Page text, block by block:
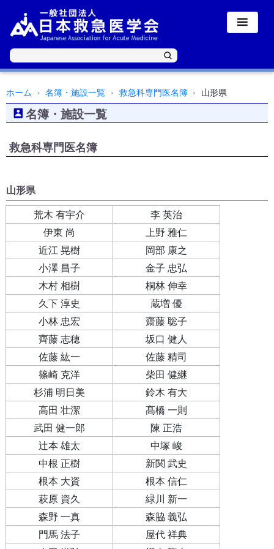
ホーム 名簿・施設一覧 救急科専門医名簿 山形県
名簿・施設一覧
救急科専門医名簿
山形県
荒木 有宇介
李 英治
伊東 尚
上野 雅仁
近江 晃樹
岡部 康之
小澤 昌子
金子 忠弘
木村 相樹
桐林 伸幸
久下 淳史
蔵増 優
小林 忠宏
齋藤 聡子
齊藤 志穂
坂口 健人
佐藤 紘一
佐藤 精司
篠崎 克洋
柴田 健継
杉浦 明日美
鈴木 有大
高田 壮潔
髙橋 一則
武田 健一郎
陳 正浩
辻本 雄太
中塚 峻
中根 正樹
新関 武史
根本 大資
根本 信仁
萩原 資久
緑川 新一
森野 一真
森脇 義弘
門馬 法子
屋代 祥典